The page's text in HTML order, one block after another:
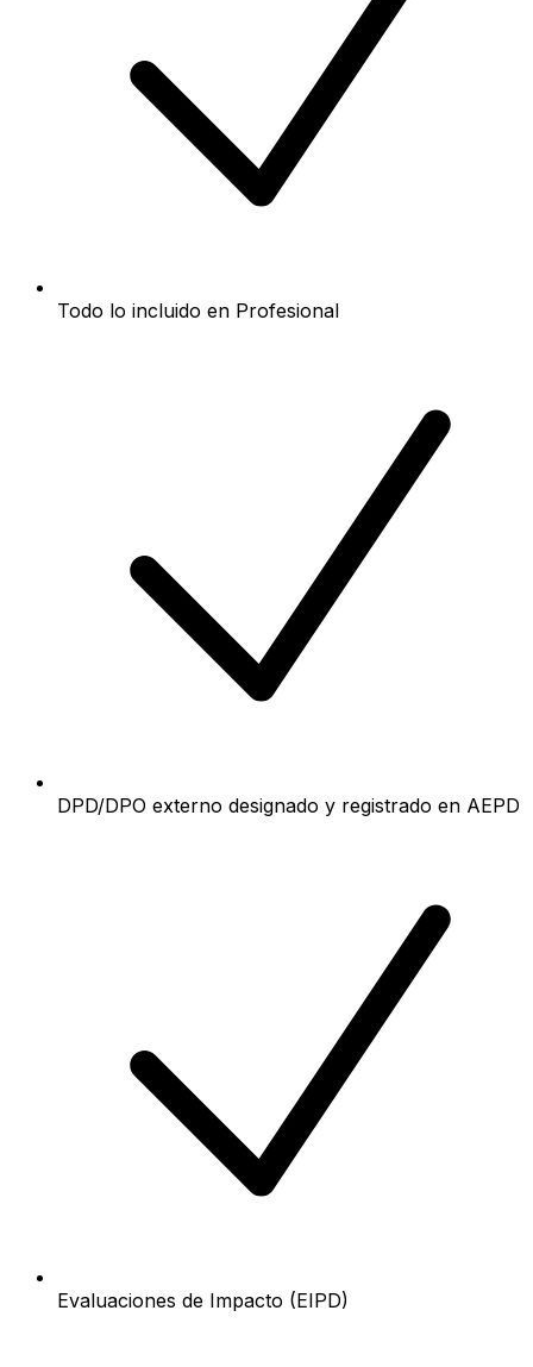
Todo lo incluido en Profesional
DPD/DPO externo designado y registrado en AEPD
Evaluaciones de Impacto (EIPD)